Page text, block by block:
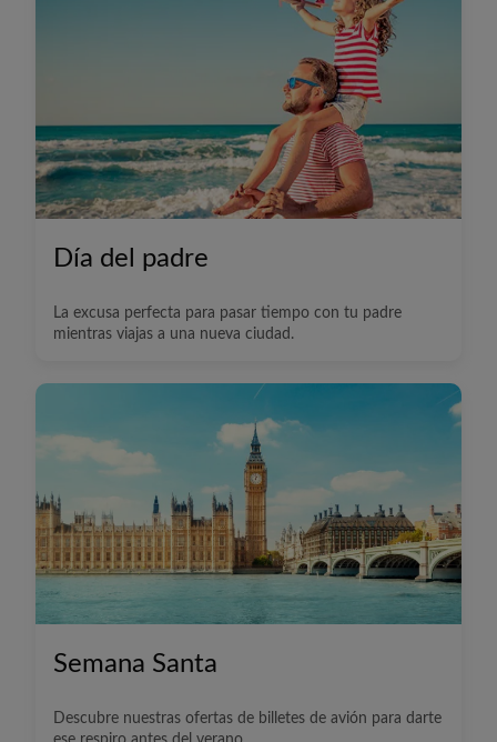
Día del padre
La excusa perfecta para pasar tiempo con tu padre
mientras viajas a una nueva ciudad.
Semana Santa
Descubre nuestras ofertas de billetes de avión para darte